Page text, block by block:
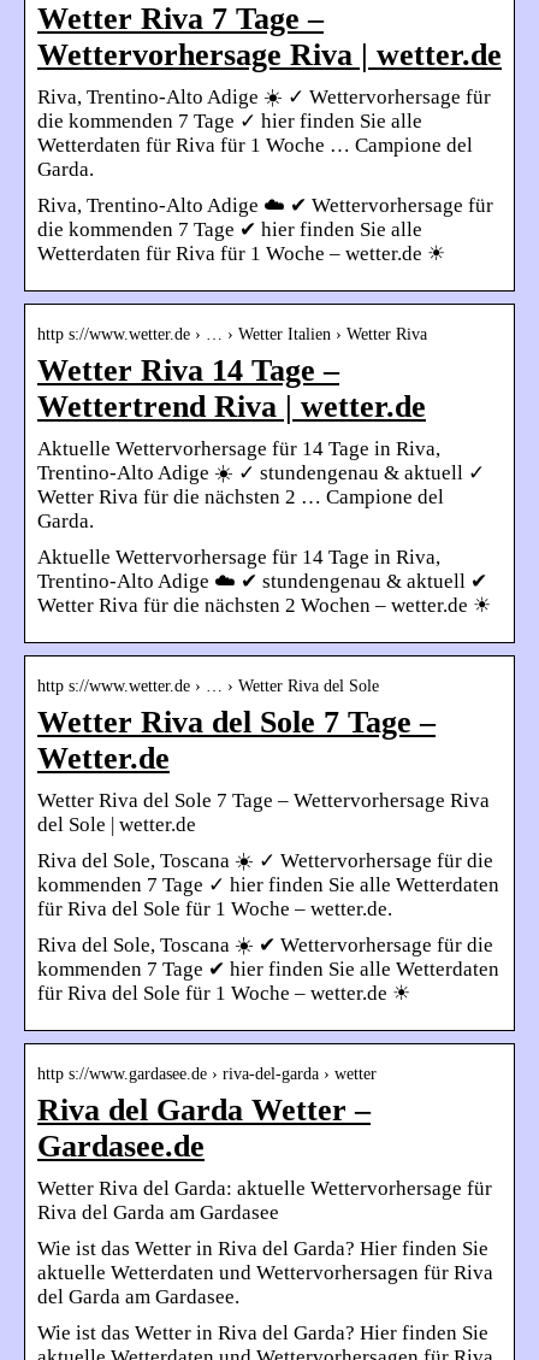
Wetter Riva 7 Tage –
Wettervorhersage Riva | wetter.de
Riva, Trentino-Alto Adige ☀️ ✓ Wettervorhersage für
die kommenden 7 Tage ✓ hier finden Sie alle
Wetterdaten für Riva für 1 Woche … Campione del
Garda.
Riva, Trentino-Alto Adige ☁️ ✔ Wettervorhersage für
die kommenden 7 Tage ✔ hier finden Sie alle
Wetterdaten für Riva für 1 Woche – wetter.de ☀
http s://www.wetter.de › … › Wetter Italien › Wetter Riva
Wetter Riva 14 Tage –
Wettertrend Riva | wetter.de
Aktuelle Wettervorhersage für 14 Tage in Riva,
Trentino-Alto Adige ☀️ ✓ stundengenau & aktuell ✓
Wetter Riva für die nächsten 2 … Campione del
Garda.
Aktuelle Wettervorhersage für 14 Tage in Riva,
Trentino-Alto Adige ☁️ ✔ stundengenau & aktuell ✔
Wetter Riva für die nächsten 2 Wochen – wetter.de ☀
http s://www.wetter.de › … › Wetter Riva del Sole
Wetter Riva del Sole 7 Tage –
Wetter.de
Wetter Riva del Sole 7 Tage – Wettervorhersage Riva
del Sole | wetter.de
Riva del Sole, Toscana ☀️ ✓ Wettervorhersage für die
kommenden 7 Tage ✓ hier finden Sie alle Wetterdaten
für Riva del Sole für 1 Woche – wetter.de.
Riva del Sole, Toscana ☀️ ✔ Wettervorhersage für die
kommenden 7 Tage ✔ hier finden Sie alle Wetterdaten
für Riva del Sole für 1 Woche – wetter.de ☀
http s://www.gardasee.de › riva-del-garda › wetter
Riva del Garda Wetter –
Gardasee.de
Wetter Riva del Garda: aktuelle Wettervorhersage für
Riva del Garda am Gardasee
Wie ist das Wetter in Riva del Garda? Hier finden Sie
aktuelle Wetterdaten und Wettervorhersagen für Riva
del Garda am Gardasee.
Wie ist das Wetter in Riva del Garda? Hier finden Sie